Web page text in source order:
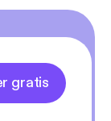
gratis